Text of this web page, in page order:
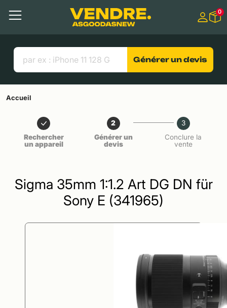
Contenu principal
Menu
Liens utiles
0
Générer un devis
Accueil
Rechercher
un appareil
2
Générer un
devis
3
Conclure la
vente
Sigma 35mm 1:1.2 Art DG DN für
Sony E (341965)